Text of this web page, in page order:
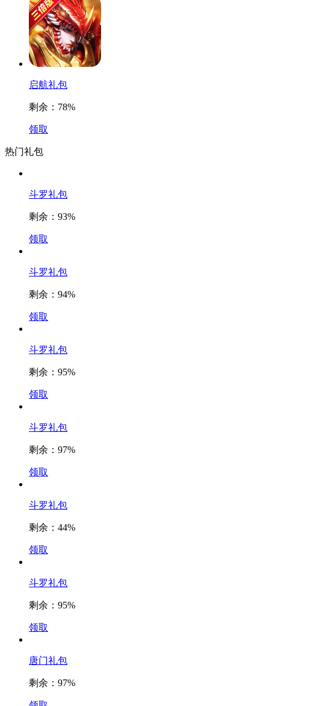
启航礼包
剩余： 78%
领取
热门礼包
斗罗礼包
剩余： 93%
领取
斗罗礼包
剩余： 94%
领取
斗罗礼包
剩余： 95%
领取
斗罗礼包
剩余： 97%
领取
斗罗礼包
剩余： 44%
领取
斗罗礼包
剩余： 95%
领取
唐门礼包
剩余： 97%